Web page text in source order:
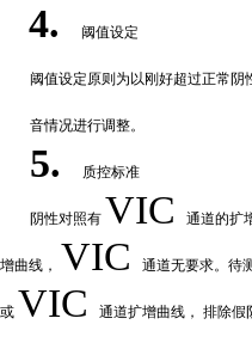
4. 阈值设定
阈值设定原则为以刚好超过正常阴
音情况进行调整。
5. 质控标准
阴性对照有 VIC通道的扩
增曲线， VIC通道无要求。待
或 VIC 通道扩增曲线， 排除假